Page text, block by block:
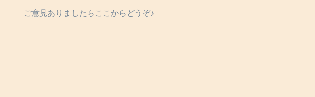
ご意見ありましたらここからどうぞ♪